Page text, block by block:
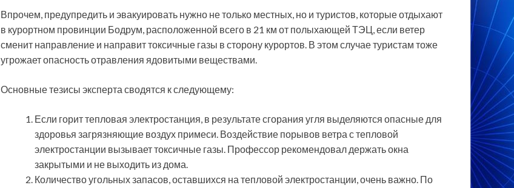
Впрочем, предупредить и эвакуировать нужно не только местных, но и туристов, которые отдыхают
в курортном провинции Бодрум, расположенной всего в 21 км от полыхающей ТЭЦ, если ветер
сменит направление и направит токсичные газы в сторону курортов. В этом случае туристам тоже
угрожает опасность отравления ядовитыми веществами.
Основные тезисы эксперта сводятся к следующему:
Если горит тепловая электростанция, в результате сгорания угля выделяются опасные для
здоровья загрязняющие воздух примеси. Воздействие порывов ветра с тепловой
электростанции вызывает токсичные газы. Профессор рекомендовал держать окна
закрытыми и не выходить из дома.
Количество угольных запасов, оставшихся на тепловой электростанции, очень важно. По